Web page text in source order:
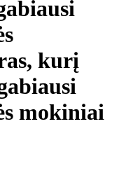
kurį
mokiniai